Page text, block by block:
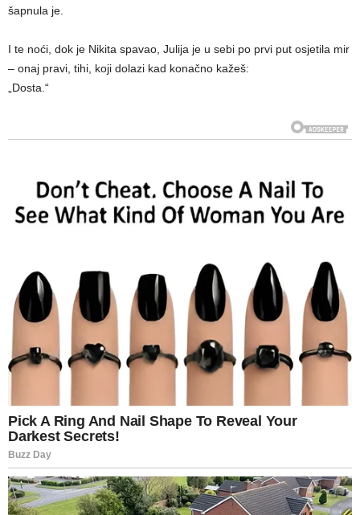
šapnula je.
I te noći, dok je Nikita spavao, Julija je u sebi po prvi put osjetila mir
– onaj pravi, tihi, koji dolazi kad konačno kažeš:
„Dosta.“